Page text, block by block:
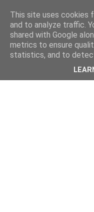
This site uses cookies
and to analyze traffic.
shared with Google
metrics to ensure
statistics, and to